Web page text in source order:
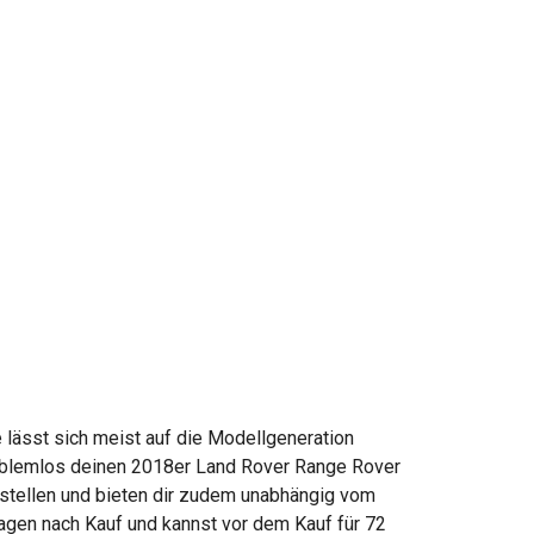
lässt sich meist auf die Modellgeneration
deinen 2018er Land Rover Range Rover
und bieten dir zudem unabhängig vom
nach Kauf und kannst vor dem Kauf für 72